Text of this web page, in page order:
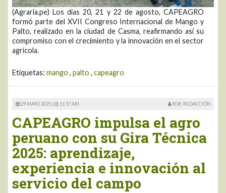
(Agraria.pe) Los días 20, 21 y 22 de agosto, CAPEAGRO
formó parte del XVII Congreso Internacional de Mango y
Palto, realizado en la ciudad de Casma, reafirmando así su
compromiso con el crecimiento y la innovación en el sector
agrícola.
Etiquetas: mango , palto , capeagro
29 MAYO 2025 | 11:17 AM POR: REDACCIÓN
CAPEAGRO impulsa el agro
peruano con su Gira Técnica
2025: aprendizaje,
experiencia e innovación al
servicio del campo